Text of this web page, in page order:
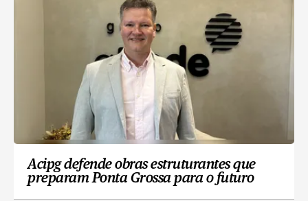
Acipg defende obras estruturantes que
preparam Ponta Grossa para o futuro